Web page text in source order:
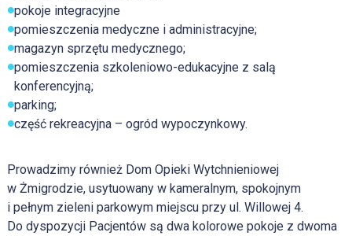
pokoje integracyjne
pomieszczenia medyczne i administracyjne;
magazyn sprzętu medycznego;
pomieszczenia szkoleniowo-edukacyjne z salą
konferencyjną;
parking;
część rekreacyjna – ogród wypoczynkowy.
Prowadzimy również Dom Opieki Wytchnieniowej
w Żmigrodzie, usytuowany w kameralnym, spokojnym
i pełnym zieleni parkowym miejscu przy ul. Willowej 4.
Do dyspozycji Pacjentów są dwa kolorowe pokoje z dwoma